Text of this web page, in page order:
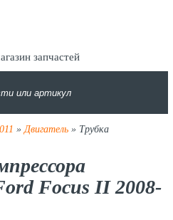
запчастей
»Двигатель» Трубка
Focus II 2008-